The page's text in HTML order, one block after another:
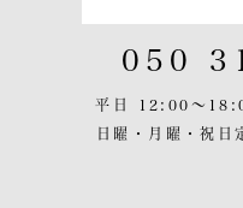
050
平日 12:00〜
日曜・月曜・祝日